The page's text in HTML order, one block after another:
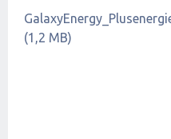
(1,2 MB)